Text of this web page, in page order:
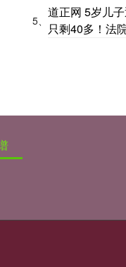
5、
道正网 5岁儿
只剩40多！法